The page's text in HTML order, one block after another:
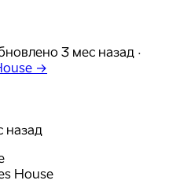
3 мес назад ·
→
назад
House